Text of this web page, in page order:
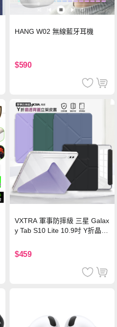
HANG W02 無線藍牙耳機
$590
VXTRA 軍事防摔級 三星 Galax
y Tab S10 Lite 10.9吋 Y折晶透
$459